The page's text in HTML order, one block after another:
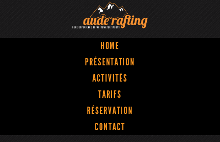
HOME
PRÉSENTATION
ACTIVITÉS
TARIFS
RÉSERVATION
CONTACT